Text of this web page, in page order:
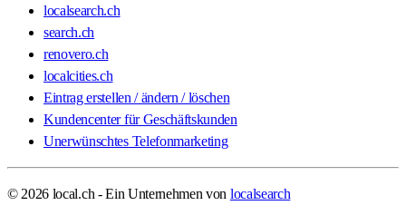
localsearch.ch
search.ch
renovero.ch
localcities.ch
Eintrag erstellen / ändern / löschen
Kundencenter für Geschäftskunden
Unerwünschtes Telefonmarketing
© 2026 local.ch - Ein Unternehmen von localsearch